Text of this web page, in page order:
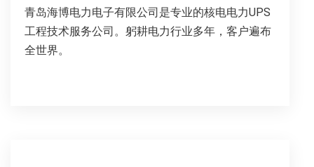
青岛海博电力电子有限公司是专业的核电电力UPS
工程技术服务公司。躬耕电力行业多年，客户遍布
全世界。